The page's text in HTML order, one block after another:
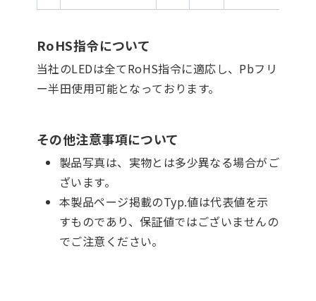
RoHS指令について
当社のLEDは全てRoHS指令に適応し、Pbフリ
ー半田使用可能となっております。
その他注意事項について
製品写真は、実物とは多少異なる場合がご
ざいます。
本製品ページ掲載のTyp.値は代表値を示
すものであり、保証値ではございませんの
でご注意ください。